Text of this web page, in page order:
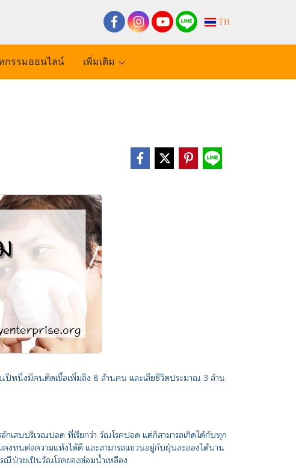
TH
กรรมออนไลน์ เพิ่มเติม
หนึ่งมีคนติดเชื้อเพิ่มถึง 8 ล้านคน และเสียชีวิตประมาณ 3 ล้าน
เสบบริเวณปอด ที่เรียกว่า วัณโรคปอด แต่ก็สามารถเกิดได้กับทุก
คงทนต่อความแห้งได้ดี และสามารถแขวนอยู่กับฝุ่นละอองได้นาน
รณีป่วยเป็นวัณโรคของต่อมน้ำเหลือง